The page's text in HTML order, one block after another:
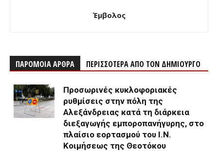
Έμβολος
ΠΑΡΟΜΟΙΑ ΑΡΘΡΑ ΠΕΡΙΣΣΟΤΕΡΑ ΑΠΟ ΤΟΝ ΔΗΜΙΟΥΡΓΟ
Προσωρινές κυκλοφοριακές
ρυθμίσεις στην πόλη της
Αλεξάνδρειας κατά τη διάρκεια
διεξαγωγής εμποροπανήγυρης, στο
πλαίσιο εορτασμού του Ι.Ν.
Κοιμήσεως της Θεοτόκου